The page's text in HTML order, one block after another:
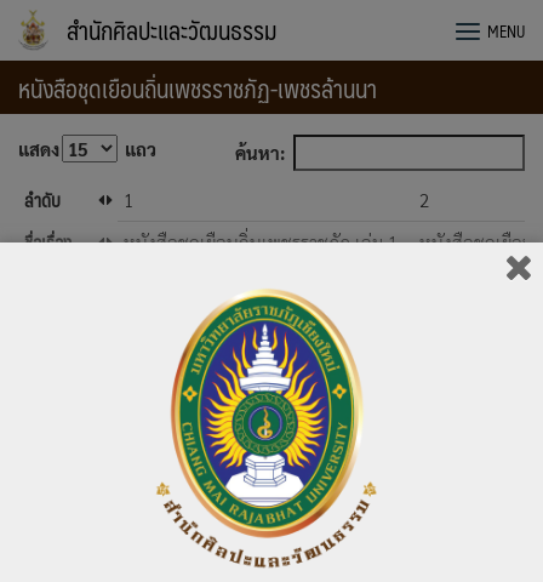
Skip
สำนักศิลปะและวัฒนธรรม MENU
หนังสือชุดเยือนถิ่นเพชรราชภัฏ-เพชรล้านนา
แสดง แถว ค้นหา:
ลำดับ
ชื่อเรื่อง
1
หนังสือชุดเยือนถิ่นเพชรราชภัฏ เล่ม 1
ดาวน์โหลด: Visitpetchrajabhat1
ดาวน์โหลด: 447, ขนาด: 3.9 MB
2
หนังสือชุดเยือน
แสดง 1 ถึง 3 จาก 3 แถว
1502 total views, 2 views today